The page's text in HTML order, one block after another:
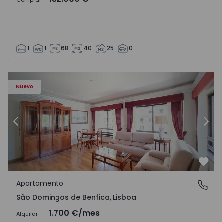
1 1 68 40 25 0
Nuevo
Anterior
São Domingos de Benfica, Lisboa
Apartamento
São Domingos de Benfica, Lisboa
Alquilar 1.700 €/mes